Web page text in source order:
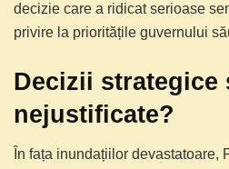
decizie care a ridicat serioase
privire la prioritățile guvernului
Decizii strategice
nejustificate?
În fața inundațiilor devastatoare,